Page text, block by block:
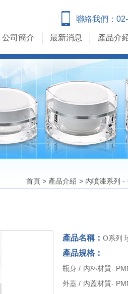
聯絡我們：
公司簡介 最新消息 產品介
首頁> 產品介紹 > 內噴漆系列-
產品名稱： O系列
產品規格：
瓶身 / 內杯材質-
外蓋 / 內蓋材質-